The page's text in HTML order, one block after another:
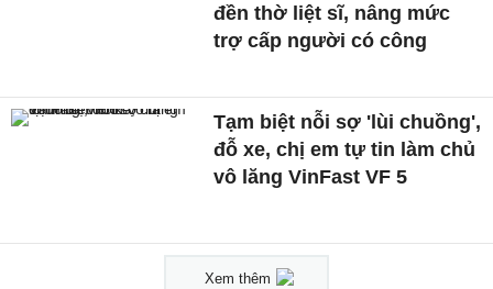
đền thờ liệt sĩ, nâng mức
trợ cấp người có công
Tạm biệt nỗi sợ 'lùi chuồng',
đỗ xe, chị em tự tin làm chủ
vô lăng VinFast VF 5
Xem thêm